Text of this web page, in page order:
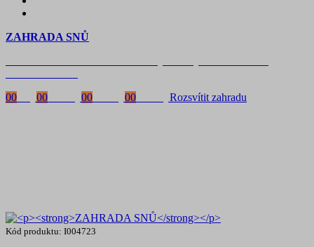
ZAHRADA SNŮ
00
00 00 00 Rozsvítit zahradu
Kód produktu: I004723